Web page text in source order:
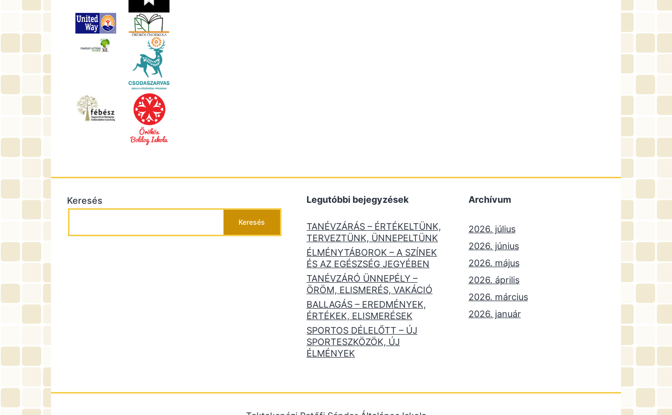
Keresés
Keresés
Legutóbbi bejegyzések
TANÉVZÁRÁS – ÉRTÉKELTÜNK,
TERVEZTÜNK, ÜNNEPELTÜNK
ÉLMÉNYTÁBOROK – A SZÍNEK
ÉS AZ EGÉSZSÉG JEGYÉBEN
TANÉVZÁRÓ ÜNNEPÉLY –
ÖRÖM, ELISMERÉS, VAKÁCIÓ
BALLAGÁS – EREDMÉNYEK,
ÉRTÉKEK, ELISMERÉSEK
SPORTOS DÉLELŐTT – ÚJ
SPORTESZKÖZÖK, ÚJ
ÉLMÉNYEK
Archívum
2026. július
2026. június
2026. május
2026. április
2026. március
2026. január